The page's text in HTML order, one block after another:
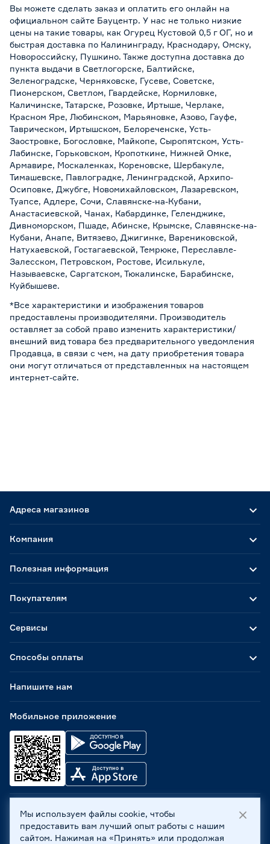
Вы можете сделать заказ и оплатить его онлайн на
официальном сайте Бауцентр. У нас не только низкие
цены на такие товары, как Огурец Кустовой 0,5 г ОГ, но и
быстрая доставка по Калининграду, Краснодару, Омску,
Новороссийску, Пушкино. Также доступна доставка до
пункта выдачи в Светлогорске, Балтийске,
Зеленоградске, Черняховске, Гусеве, Советске,
Пионерском, Светлом, Гвардейске, Кормиловке,
Каличинске, Татарске, Розовке, Иртыше, Черлаке,
Красном Яре, Любинском, Марьяновке, Азово, Гауфе,
Таврическом, Иртышском, Белореченске, Усть-
Заостровке, Богословке, Майкопе, Сыропятском, Усть-
Лабинске, Горьковском, Кропоткине, Нижней Омке,
Армавире, Москаленках, Кореновске, Шербакуле,
Тимашевске, Павлоградке, Ленинградской, Архипо-
Осиповке, Джубге, Новомихайловском, Лазаревском,
Туапсе, Адлере, Сочи, Славянске-на-Кубани,
Анастасиевской, Чанах, Кабардинке, Геленджике,
Дивноморском, Пшаде, Абинске, Крымске, Славянске-на-
Кубани, Анапе, Витязево, Джигинке, Варениковской,
Натухаевской, Гостагаевской, Темрюке, Переславле-
Залесском, Петровском, Ростове, Исилькуле,
Называевске, Саргатском, Тюкалинске, Барабинске,
Куйбышеве.
*Все характеристики и изображения товаров
предоставлены производителями. Производитель
оставляет за собой право изменить характеристики/
внешний вид товара без предварительного уведомления
Продавца, в связи с чем, на дату приобретения товара
они могут отличаться от представленных на настоящем
интернет-сайте.
Адреса магазинов
Способы оплаты
Мобильное приложение
Компания
Полезная информация
Покупателям
Сервисы
Напишите нам
ООО «Бауцентр Рус» 2004 -2026, 236029, г. Калининград,
ул. А.Невского, 205. ИНН 7702596813, КПП 390601001 ©
Все права защищены
Мы используем файлы cookie, чтобы
предоставить вам лучший опыт работы с нашим
сайтом. Нажимая на «Принять» или продолжая